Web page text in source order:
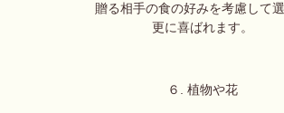
贈る相手の食の好みを考慮して
更に喜ばれます。
６. 植物や花